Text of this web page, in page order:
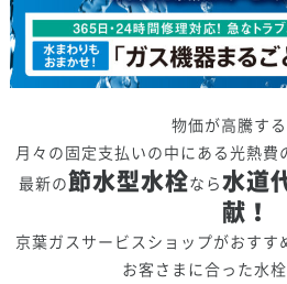
物価が高騰す
月々の固定支払いの中にある光熱費
最新の節水型水栓なら水道
献！
京葉ガスサービスショップがおすす
お客さまに合った水栓